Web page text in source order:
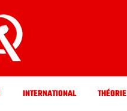
INTERNATIONAL THÉORIE